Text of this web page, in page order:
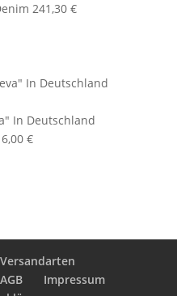
241,30 €
In Deutschland
€
Versandarten
AGB
Impressum